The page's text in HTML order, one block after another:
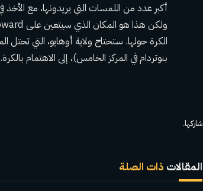
بنوتردام في المركز الخامس)، إلى الاهتمام بالكرة.
شاركها.
المقالات ذات الصلة